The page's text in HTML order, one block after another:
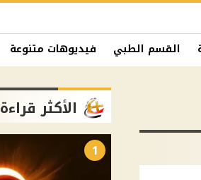
القسم الطبي فيديوهات متنوعة
الأكثر قراءة
1